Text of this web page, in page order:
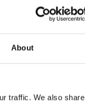
About
traffic. We also share
hoppar du i
vy ut över